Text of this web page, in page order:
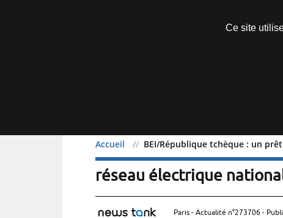
Accueil BEI/République tchèque : un
BEI/République tchèque
réseau électrique
Paris - Actualité n°273706 -
Ce site